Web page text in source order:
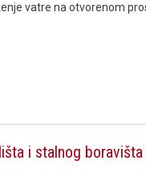
vatre na otvorenom
i stalnog